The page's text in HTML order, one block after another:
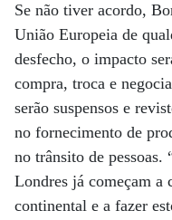
Se não tiver acordo,
União Europeia de
desfecho, o impacto
compra, troca e
serão suspensos e
no fornecimento de
no trânsito de pessoas.
Londres já começam a
continental e a fazer